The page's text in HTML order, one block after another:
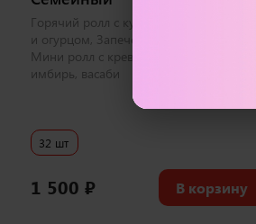
Горячий ролл с курицей, Ролл с лососем
и огурцом, Запеченный с креветкой,
Мини ролл с креветкой 1 набор соевый,
имбирь, васаби
32 шт
1 500 ₽ В корзину